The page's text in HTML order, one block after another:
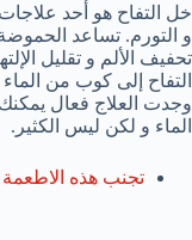
خل التفاح هو أحد
و التورم. تساعد
تحفيف الألم و تقليل
التفاح إلى كوب من
وجدت العلاج فعال
الماء و لكن ليس الكثير.
تجنب هذه